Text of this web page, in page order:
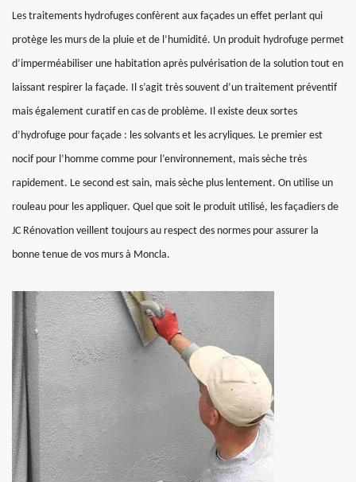
Les traitements hydrofuges confèrent aux façades un effet perlant qui
protège les murs de la pluie et de l’humidité. Un produit hydrofuge permet
d’imperméabiliser une habitation après pulvérisation de la solution tout en
laissant respirer la façade. Il s’agit très souvent d’un traitement préventif
mais également curatif en cas de problème. Il existe deux sortes
d’hydrofuge pour façade : les solvants et les acryliques. Le premier est
nocif pour l’homme comme pour l’environnement, mais sèche très
rapidement. Le second est sain, mais sèche plus lentement. On utilise un
rouleau pour les appliquer. Quel que soit le produit utilisé, les façadiers de
JC Rénovation veillent toujours au respect des normes pour assurer la
bonne tenue de vos murs à Moncla.